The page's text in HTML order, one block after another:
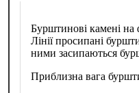
Бурштинові камені на
Лінії просипані
ними засипаються
Приблизна вага